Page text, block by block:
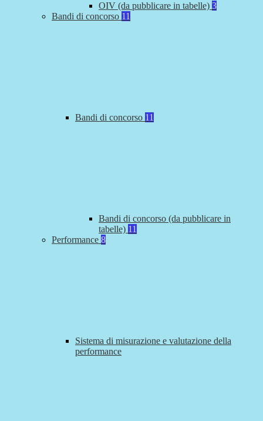
OIV (da pubblicare in tabelle) 3
Bandi di concorso 11
Bandi di concorso 11
Bandi di concorso (da pubblicare in
tabelle) 11
Performance 8
Sistema di misurazione e valutazione della
performance